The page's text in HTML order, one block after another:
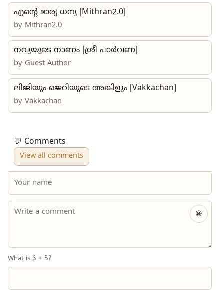
എന്റെ ഭാര്യ ധന്യ [Mithran2.0]
by Mithran2.0
നവ്യയുടെ നാണം [ശ്രീ പാർവണ]
by Guest Author
ലിജിയും ജെറിയുടെ അങ്കിളും [Vakkachan]
by Vakkachan
💬 Comments
View all comments
😀
What is 6 + 5?